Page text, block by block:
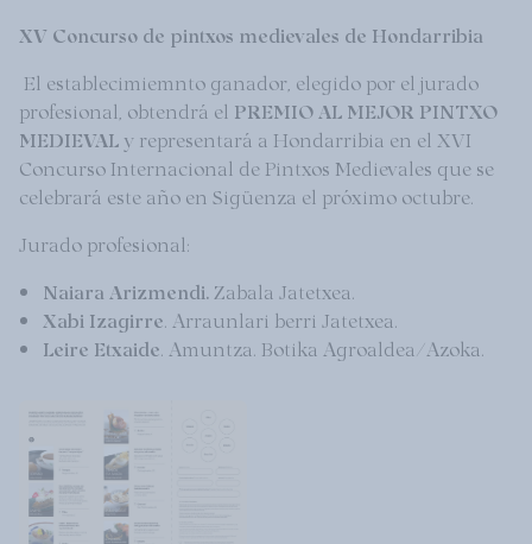
XV Concurso de pintxos medievales de Hondarribia
El establecimiemnto ganador, elegido por el jurado
profesional, obtendrá el PREMIO AL MEJOR PINTXO
MEDIEVAL y representará a Hondarribia en el XVI
Concurso Internacional de Pintxos Medievales que se
celebrará este año en Sigüenza el próximo octubre.
Jurado profesional:
Naiara Arizmendi. Zabala Jatetxea.
Xabi Izagirre . Arraunlari berri Jatetxea.
Leire Etxaide . Amuntza. Botika Agroaldea/Azoka.